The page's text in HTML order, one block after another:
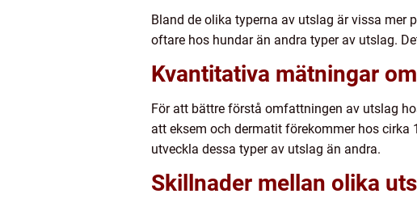
Bland de olika typerna av utslag är vissa mer
oftare hos hundar än andra typer av utslag.
Kvantitativa mätningar
För att bättre förstå omfattningen av utslag
att eksem och dermatit förekommer hos cirka
utveckla dessa typer av utslag än andra.
Skillnader mellan olika